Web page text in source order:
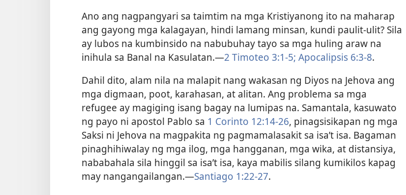
Ano ang nagpangyari sa taimtim na mga Kristiyanong ito na maharap
ang gayong mga kalagayan, hindi lamang minsan, kundi paulit-ulit? Sila
ay lubos na kumbinsido na nabubuhay tayo sa mga huling araw na
inihula sa Banal na Kasulatan.​—2 Timoteo 3:1-5; Apocalipsis 6:3-8.
Dahil dito, alam nila na malapit nang wakasan ng Diyos na Jehova ang
mga digmaan, poot, karahasan, at alitan. Ang problema sa mga
refugee ay magiging isang bagay na lumipas na. Samantala, kasuwato
ng payo ni apostol Pablo sa 1 Corinto 12:14-26, pinagsisikapan ng mga
Saksi ni Jehova na magpakita ng pagmamalasakit sa isa’t isa. Bagaman
pinaghihiwalay ng mga ilog, mga hangganan, mga wika, at distansiya,
nababahala sila hinggil sa isa’t isa, kaya mabilis silang kumikilos kapag
may nangangailangan.​—Santiago 1:22-27.